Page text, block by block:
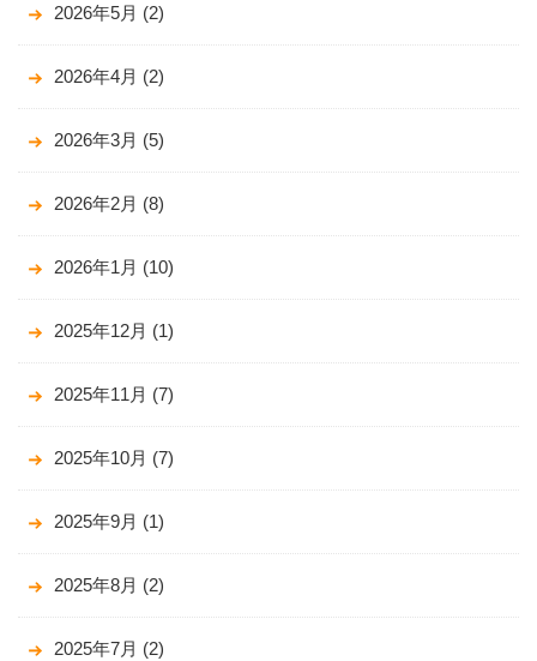
2026年5月 (2)
2026年4月 (2)
2026年3月 (5)
2026年2月 (8)
2026年1月 (10)
2025年12月 (1)
2025年11月 (7)
2025年10月 (7)
2025年9月 (1)
2025年8月 (2)
2025年7月 (2)